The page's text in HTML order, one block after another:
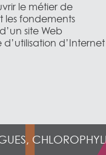
le métier de
les fondements
site Web
d’Internet